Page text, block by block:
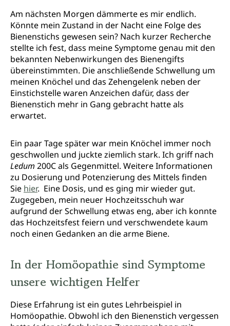
Am nächsten Morgen dämmerte es mir endlich.
Könnte mein Zustand in der Nacht eine Folge des
Bienenstichs gewesen sein? Nach kurzer Recherche
stellte ich fest, dass meine Symptome genau mit den
bekannten Nebenwirkungen des Bienengifts
übereinstimmten. Die anschließende Schwellung um
meinen Knöchel und das Zehengelenk neben der
Einstichstelle waren Anzeichen dafür, dass der
Bienenstich mehr in Gang gebracht hatte als
erwartet.
Ein paar Tage später war mein Knöchel immer noch
geschwollen und juckte ziemlich stark. Ich griff nach
Ledum 200C als Gegenmittel. Weitere Informationen
zu Dosierung und Potenzierung des Mittels finden
Sie hier. Eine Dosis, und es ging mir wieder gut.
Zugegeben, mein neuer Hochzeitsschuh war
aufgrund der Schwellung etwas eng, aber ich konnte
das Hochzeitsfest feiern und verschwendete kaum
noch einen Gedanken an die arme Biene.
In der Homöopathie sind Symptome
unsere wichtigen Helfer
Diese Erfahrung ist ein gutes Lehrbeispiel in
Homöopathie. Obwohl ich den Bienenstich vergessen